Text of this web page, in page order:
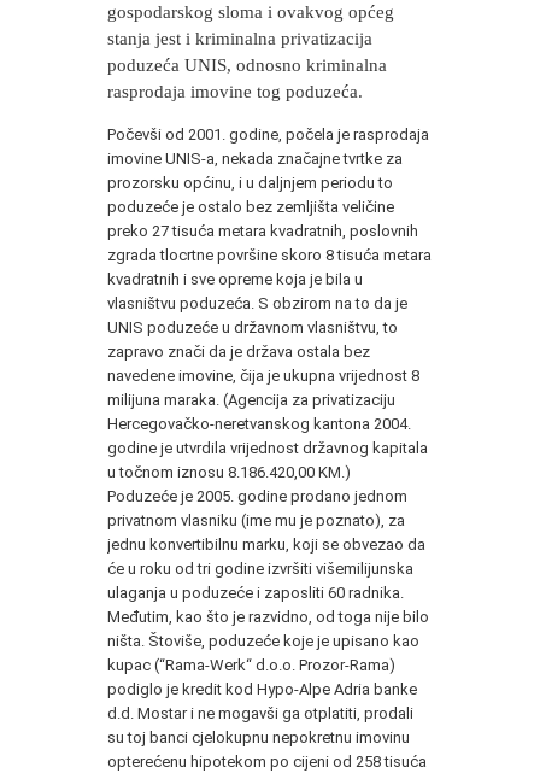
gospodarskog sloma i ovakvog općeg
stanja jest i kriminalna privatizacija
poduzeća UNIS, odnosno kriminalna
rasprodaja imovine tog poduzeća.
Počevši od 2001. godine, počela je rasprodaja
imovine UNIS-a, nekada značajne tvrtke za
prozorsku općinu, i u daljnjem periodu to
poduzeće je ostalo bez zemljišta veličine
preko 27 tisuća metara kvadratnih, poslovnih
zgrada tlocrtne površine skoro 8 tisuća metara
kvadratnih i sve opreme koja je bila u
vlasništvu poduzeća. S obzirom na to da je
UNIS poduzeće u državnom vlasništvu, to
zapravo znači da je država ostala bez
navedene imovine, čija je ukupna vrijednost 8
milijuna maraka. (Agencija za privatizaciju
Hercegovačko-neretvanskog kantona 2004.
godine je utvrdila vrijednost državnog kapitala
u točnom iznosu 8.186.420,00 KM.)
Poduzeće je 2005. godine prodano jednom
privatnom vlasniku (ime mu je poznato), za
jednu konvertibilnu marku, koji se obvezao da
će u roku od tri godine izvršiti višemilijunska
ulaganja u poduzeće i zaposliti 60 radnika.
Međutim, kao što je razvidno, od toga nije bilo
ništa. Štoviše, poduzeće koje je upisano kao
kupac (“Rama-Werk“ d.o.o. Prozor-Rama)
podiglo je kredit kod Hypo-Alpe Adria banke
d.d. Mostar i ne mogavši ga otplatiti, prodali
su toj banci cjelokupnu nepokretnu imovinu
opterećenu hipotekom po cijeni od 258 tisuća